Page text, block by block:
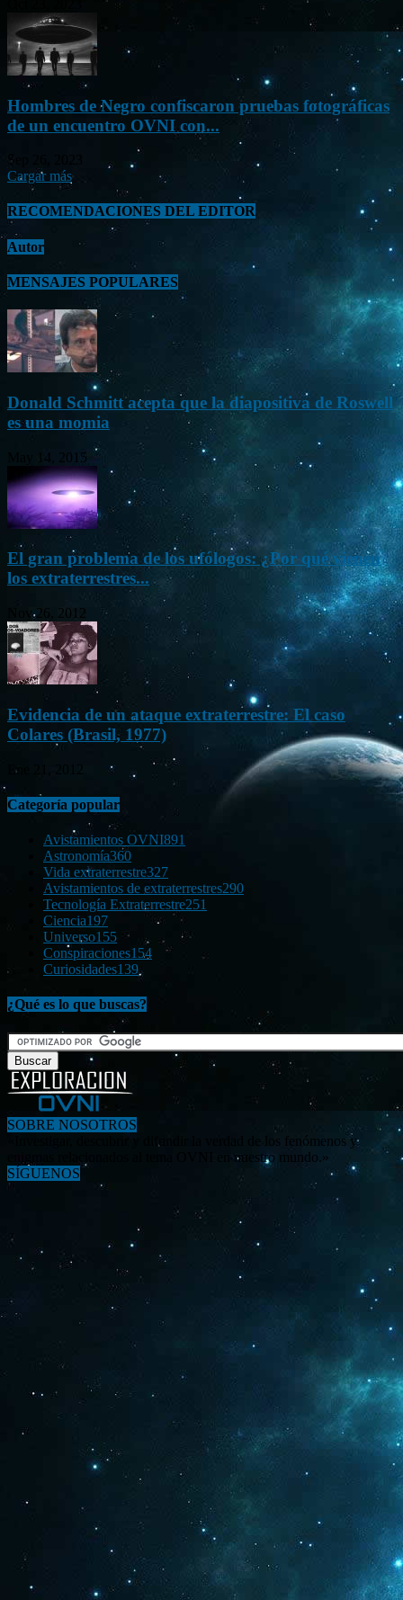
Hombres de Negro confiscaron pruebas fotográficas
de un encuentro OVNI con...
Sep 26, 2023
Cargar más
RECOMENDACIONES DEL EDITOR
Autor
MENSAJES POPULARES
Donald Schmitt acepta que la diapositiva de Roswell
es una momia
May 14, 2015
El gran problema de los ufólogos: ¿Por qué vienen
los extraterrestres...
Nov 26, 2012
Evidencia de un ataque extraterrestre: El caso
Colares (Brasil, 1977)
Ene 21, 2012
Categoría popular
Avistamientos OVNI891
Astronomía360
Vida extraterrestre327
Avistamientos de extraterrestres290
Tecnología Extraterrestre251
Ciencia197
Universo155
Conspiraciones154
Curiosidades139
¿Qué es lo que buscas?
SOBRE NOSOTROS
«Investigar, descubrir y difundir la verdad de los fenómenos y
enigmas relacionados al tema OVNI en nuestro mundo.»
SÍGUENOS